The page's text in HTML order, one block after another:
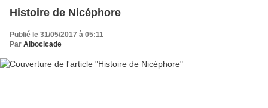
Histoire de Nicéphore
Publié le 31/05/2017 à 05:11
Par Albocicade